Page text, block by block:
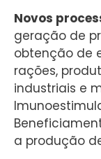
Novos
geração de
obtenção de
rações,
industriais e
a produção